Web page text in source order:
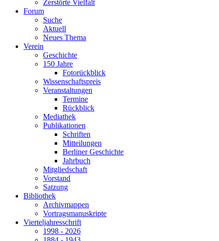
Zerstörte Vielfalt
Forum
Suche
Aktuell
Neues Thema
Verein
Geschichte
150 Jahre
Fotorückblick
Wissenschaftspreis
Veranstaltungen
Termine
Rückblick
Mediathek
Publikationen
Schriften
Mitteilungen
Berliner Geschichte
Jahrbuch
Mitgliedschaft
Vorstand
Satzung
Bibliothek
Archivmappen
Vortragsmanuskripte
Vierteljahresschrift
1998 - 2026